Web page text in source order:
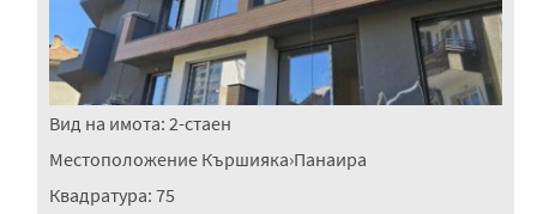
Вид на имота: 2-стаен
Местоположение Кършияка›Панаира
Квадратура: 75